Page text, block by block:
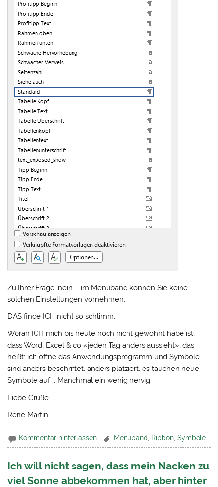
Zu Ihrer Frage: nein – im Menüband können Sie keine
solchen Einstellungen vornehmen.
DAS finde ICH nicht so schlimm.
Woran ICH mich bis heute noch nicht gewöhnt habe ist,
dass Word, Excel & co «jeden Tag anders aussieht», das
heißt: ich öffne das Anwendungsprogramm und Symbole
sind anders beschriftet, anders platziert, es tauchen neue
Symbole auf … Manchmal ein wenig nervig …
Liebe Grüße
Rene Martin
Kommentar hinterlassen Menüband Ribbon ,Symbole
Ich will nicht sagen, dass mein Nacken zu
viel Sonne abbekommen hat, aber hinter